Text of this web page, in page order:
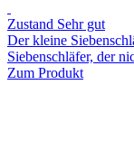
Zustand Sehr gut
Der kleine
Siebenschläfer, der
Zum Produkt